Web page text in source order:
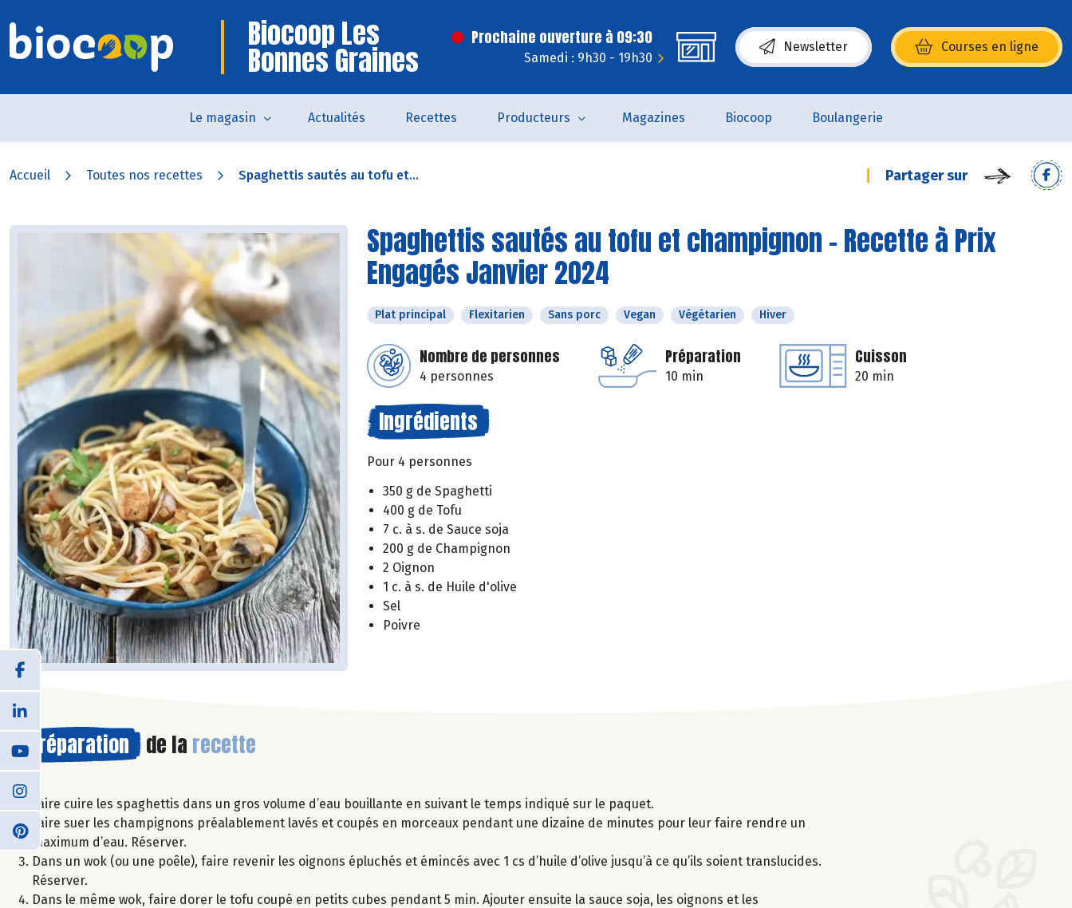
Biocoop Les
Bonnes Graines
Prochaine ouverture à 09:30
Samedi : 9h30 - 19h30
Newsletter Courses en ligne
(s’ouvre dans une nouvelle fenêtre)
Le magasin Actualités Recettes Producteurs Magazines Biocoop Boulangerie
Accueil Toutes nos recettes Spaghettis sautés au tofu et... Partager sur
Spaghettis sautés au tofu et champignon - Recette à Prix
Engagés Janvier 2024
Plat principal Flexitarien Sans porc Vegan Végétarien Hiver
Nombre de personnes
4 personnes
Préparation
10 min
Cuisson
20 min
Ingrédients
Pour 4 personnes
350 g de Spaghetti
400 g de Tofu
7 c. à s. de Sauce soja
200 g de Champignon
2 Oignon
1 c. à s. de Huile d'olive
Sel
Poivre
Préparation de la recette
Faire cuire les spaghettis dans un gros volume d’eau bouillante en suivant le temps indiqué sur le paquet.
Faire suer les champignons préalablement lavés et coupés en morceaux pendant une dizaine de minutes pour leur faire rendre un
maximum d’eau. Réserver.
Dans un wok (ou une poêle), faire revenir les oignons épluchés et émincés avec 1 cs d’huile d’olive jusqu’à ce qu’ils soient translucides.
Réserver.
Dans le même wok, faire dorer le tofu coupé en petits cubes pendant 5 min. Ajouter ensuite la sauce soja, les oignons et les